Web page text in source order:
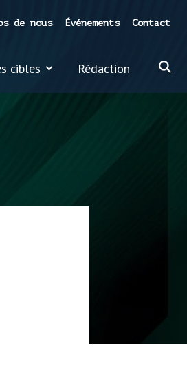
cibles Rédaction
de nous Événements Contact